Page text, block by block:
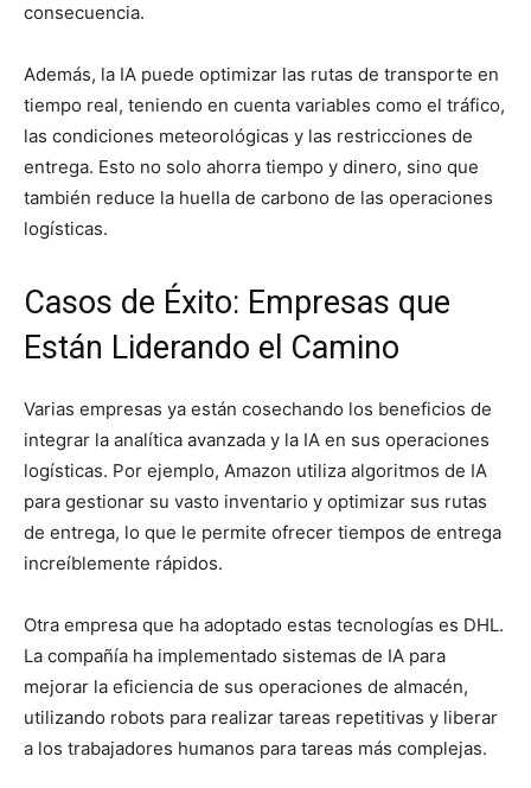
consecuencia.
Además, la IA puede optimizar las rutas de transporte en
tiempo real, teniendo en cuenta variables como el tráfico,
las condiciones meteorológicas y las restricciones de
entrega. Esto no solo ahorra tiempo y dinero, sino que
también reduce la huella de carbono de las operaciones
logísticas.
Casos de Éxito: Empresas que
Están Liderando el Camino
Varias empresas ya están cosechando los beneficios de
integrar la analítica avanzada y la IA en sus operaciones
logísticas. Por ejemplo, Amazon utiliza algoritmos de IA
para gestionar su vasto inventario y optimizar sus rutas
de entrega, lo que le permite ofrecer tiempos de entrega
increíblemente rápidos.
Otra empresa que ha adoptado estas tecnologías es DHL.
La compañía ha implementado sistemas de IA para
mejorar la eficiencia de sus operaciones de almacén,
utilizando robots para realizar tareas repetitivas y liberar
a los trabajadores humanos para tareas más complejas.